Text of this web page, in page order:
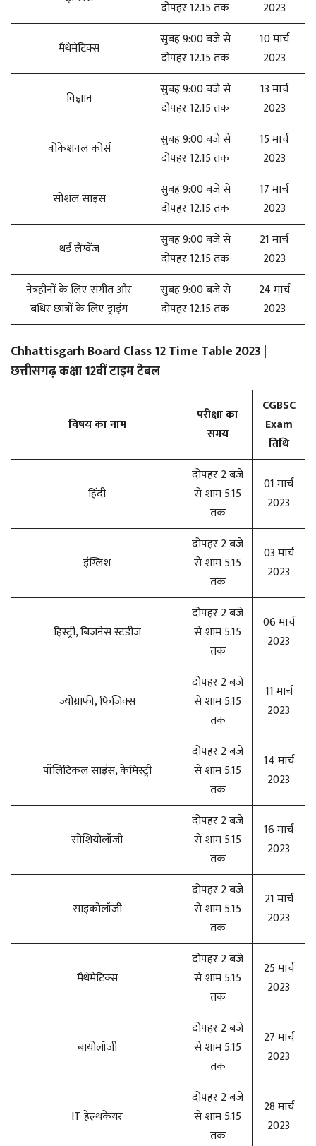
दोपहर 12.15 तक 2023
मैथेमेटिक्स
सुबह 9:00 बजे से
दोपहर 12.15 तक
10 मार्च
2023
विज्ञान
सुबह 9:00 बजे से
दोपहर 12.15 तक
13 मार्च
2023
वोकेशनल कोर्स
सुबह 9:00 बजे से
दोपहर 12.15 तक
15 मार्च
2023
सोशल साइंस
सुबह 9:00 बजे से
दोपहर 12.15 तक
17 मार्च
2023
थर्ड लैंग्वेंज
सुबह 9:00 बजे से
दोपहर 12.15 तक
21 मार्च
2023
नेत्रहीनों के लिए संगीत और
बधिर छात्रों के लिए ड्राइंग
सुबह 9:00 बजे से
दोपहर 12.15 तक
24 मार्च
2023
Chhattisgarh Board Class 12 Time Table 2023 |
छत्तीसगढ़ कक्षा 12वीं टाइम टेबल
विषय का नाम
परीक्षा का
समय
CGBSC
Exam
तिथि
हिंदी
दोपहर 2 बजे
से शाम 5.15
तक
01 मार्च
2023
इंग्लिश
दोपहर 2 बजे
से शाम 5.15
तक
03 मार्च
2023
हिस्ट्री, बिजनेस स्टडीज
दोपहर 2 बजे
से शाम 5.15
तक
06 मार्च
2023
ज्योग्राफी, फिजिक्स
दोपहर 2 बजे
से शाम 5.15
तक
11 मार्च
2023
पॉलिटिकल साइंस, केमिस्ट्री
दोपहर 2 बजे
से शाम 5.15
तक
14 मार्च
2023
सोशियोलॉजी
दोपहर 2 बजे
से शाम 5.15
तक
16 मार्च
2023
साइकोलॉजी
दोपहर 2 बजे
से शाम 5.15
तक
21 मार्च
2023
मैथेमेटिक्स
दोपहर 2 बजे
से शाम 5.15
तक
25 मार्च
2023
बायोलॉजी
दोपहर 2 बजे
से शाम 5.15
तक
27 मार्च
2023
IT हेल्थकेयर
दोपहर 2 बजे
से शाम 5.15
तक
28 मार्च
2023